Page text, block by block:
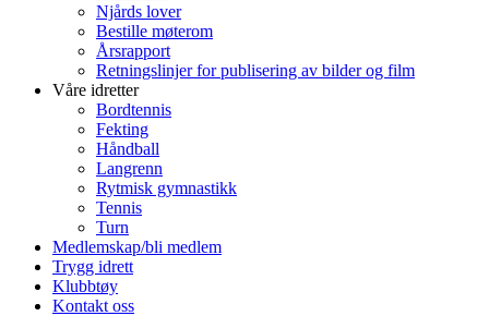
Njårds lover
Bestille møterom
Årsrapport
Retningslinjer for publisering av bilder og film
Våre idretter
Bordtennis
Fekting
Håndball
Langrenn
Rytmisk gymnastikk
Tennis
Turn
Medlemskap/bli medlem
Trygg idrett
Klubbtøy
Kontakt oss